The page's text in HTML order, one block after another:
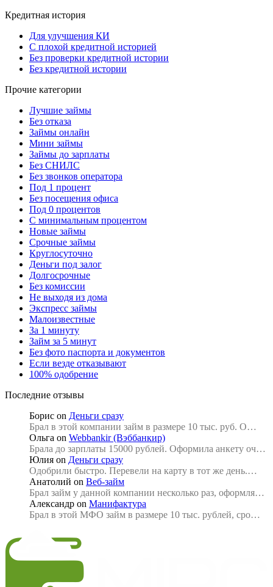
Кредитная история
Для улучшения КИ
С плохой кредитной историей
Без проверки кредитной истории
Без кредитной истории
Прочие категории
Лучшие займы
Без отказа
Займы онлайн
Мини займы
Займы до зарплаты
Без СНИЛС
Без звонков оператора
Под 1 процент
Без посещения офиса
Под 0 процентов
С минимальным процентом
Новые займы
Срочные займы
Круглосуточно
Деньги под залог
Долгосрочные
Без комиссии
Не выходя из дома
Экспресс займы
Малоизвестные
За 1 минуту
Займ за 5 минут
Без фото паспорта и документов
Если везде отказывают
100% одобрение
Последние отзывы
Борис on Деньги сразу
Брал в этой компании займ в размере 10 тыс. руб. О…
Ольга on Webbankir (Вэббанкир)
Брала до зарплаты 15000 рублей. Оформила анкету оч…
Юлия on Деньги сразу
Одобрили быстро. Перевели на карту в тот же день.…
Анатолий on Веб-займ
Брал займ у данной компании несколько раз, оформля…
Александр on Манифактура
Брал в этой МФО займ в размере 10 тыс. рублей, сро…